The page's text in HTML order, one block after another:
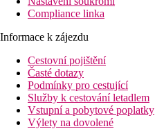
Compliance linka
Informace k zájezdu
Cestovní pojištění
Časté dotazy
Podmínky pro cestující
Služby k cestování letadlem
Vstupní a pobytové poplatky
Výlety na dovolené